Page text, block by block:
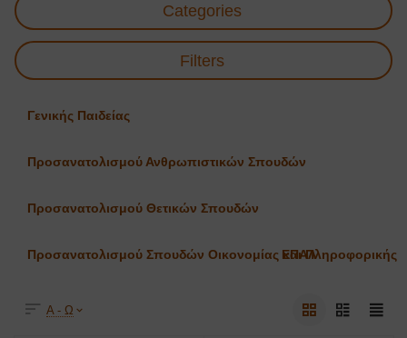
Categories
Filters
Γενικής Παιδείας
Προσανατολισμού Ανθρωπιστικών Σπουδών
Προσανατολισμού Θετικών Σπουδών
Προσανατολισμού Σπουδών Οικονομίας και Πληροφορικής
ΕΠΑΛ
Α - Ω